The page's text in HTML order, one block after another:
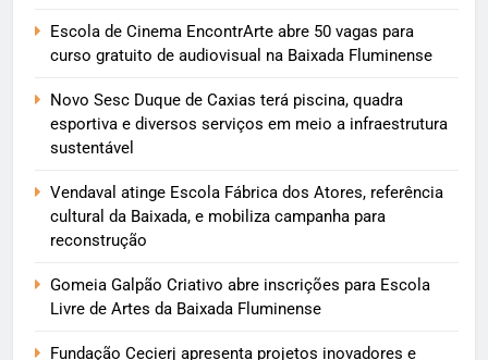
Escola de Cinema EncontrArte abre 50 vagas para
curso gratuito de audiovisual na Baixada Fluminense
Novo Sesc Duque de Caxias terá piscina, quadra
esportiva e diversos serviços em meio a infraestrutura
sustentável
Vendaval atinge Escola Fábrica dos Atores, referência
cultural da Baixada, e mobiliza campanha para
reconstrução
Gomeia Galpão Criativo abre inscrições para Escola
Livre de Artes da Baixada Fluminense
Fundação Cecierj apresenta projetos inovadores e